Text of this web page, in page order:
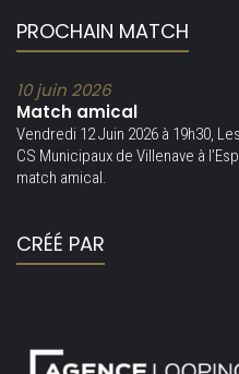
PROCHAIN MATCH
10 juin 2026
Match amical
Vendredi 12 Juin 2026 à 19h30,
CS Municipaux de Villenave à
match amical.
CRÉÉ PAR